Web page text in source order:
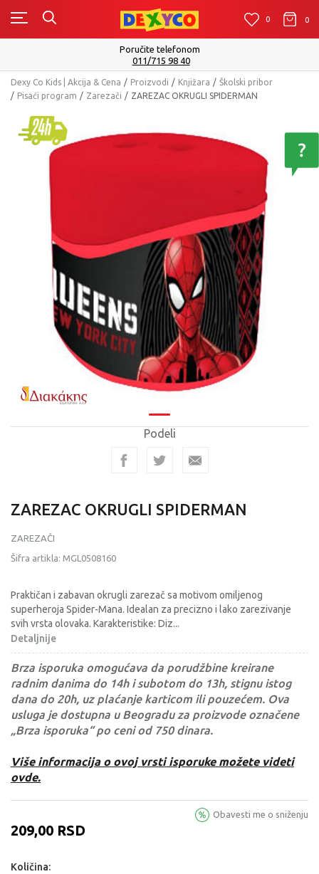
0 0 0
Poručite telefonom
011/715 98 40
Dexy Co Kids | Akcija & Cena Proizvodi Knjižara
Školski pribor
Pisaći program
Zarezači ZAREZAC OKRUGLI SPIDERMAN
Podeli
ZAREZAC OKRUGLI SPIDERMAN
ZAREZAČI
Šifra artikla: MGL0508160
Praktičan i zabavan okrugli zarezač sa motivom omiljenog
superheroja Spider-Mana. Idealan za precizno i lako zarezivanje
svih vrsta olovaka. Karakteristike: Diz...
Detaljnije
Brza isporuka omogućava da porudžbine kreirane
radnim danima do 14h i subotom do 13h, stignu istog
dana do 20h, uz plaćanje karticom ili pouzećem. Ova
usluga je dostupna u Beogradu za proizvode označene
„Brza isporuka“ po ceni od 750 dinara.
Više informacija o ovoj vrsti isporuke možete videti
ovde.
209,00 RSD
Obavesti me o sniženju
Količina: